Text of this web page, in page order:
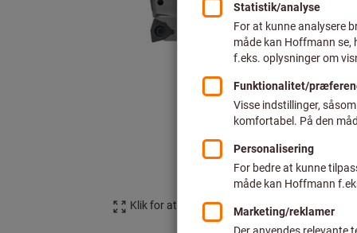
Klik for at forstørre billedet